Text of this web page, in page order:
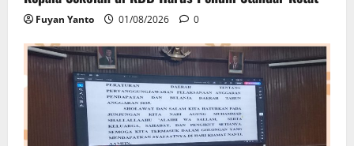
Fuyan Yanto 01/08/2026 0